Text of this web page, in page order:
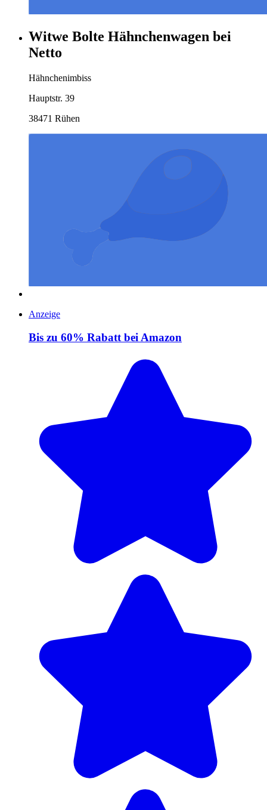
Witwe Bolte Hähnchenwagen bei
Netto
Hähnchenimbiss
Hauptstr. 39
38471 Rühen
Anzeige
Bis zu 60% Rabatt bei Amazon